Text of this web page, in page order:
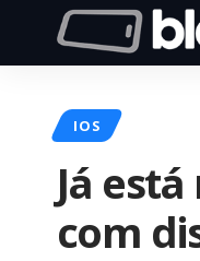
IOS
Já
com